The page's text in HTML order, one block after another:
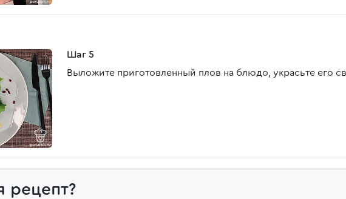
Шаг 5
Выложите приготовленный плов на блюдо, украсьте его
рецепт?